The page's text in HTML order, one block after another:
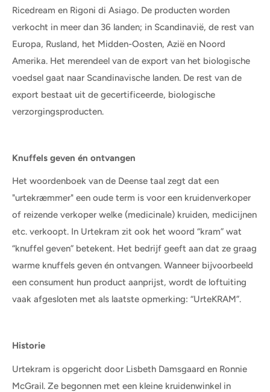
Ricedream en Rigoni di Asiago. De producten worden
verkocht in meer dan 36 landen; in Scandinavië, de rest van
Europa, Rusland, het Midden-Oosten, Azië en Noord
Amerika. Het merendeel van de export van het biologische
voedsel gaat naar Scandinavische landen. De rest van de
export bestaat uit de gecertificeerde, biologische
verzorgingsproducten.
Knuffels geven én ontvangen
Het woordenboek van de Deense taal zegt dat een
"urtekræmmer" een oude term is voor een kruidenverkoper
of reizende verkoper welke (medicinale) kruiden, medicijnen
etc. verkoopt. In Urtekram zit ook het woord “kram” wat
“knuffel geven” betekent. Het bedrijf geeft aan dat ze graag
warme knuffels geven én ontvangen. Wanneer bijvoorbeeld
een consument hun product aanprijst, wordt de loftuiting
vaak afgesloten met als laatste opmerking: “UrteKRAM”.
Historie
Urtekram is opgericht door Lisbeth Damsgaard en Ronnie
McGrail. Ze begonnen met een kleine kruidenwinkel in